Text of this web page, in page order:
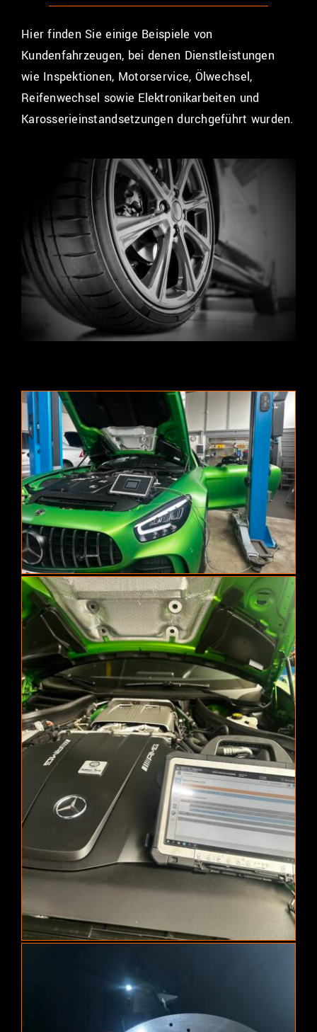
Hier finden Sie einige Beispiele von
Kundenfahrzeugen, bei denen Dienstleistungen
wie Inspektionen, Motorservice, Ölwechsel,
Reifenwechsel sowie Elektronikarbeiten und
Karosserieinstandsetzungen durchgeführt wurden.